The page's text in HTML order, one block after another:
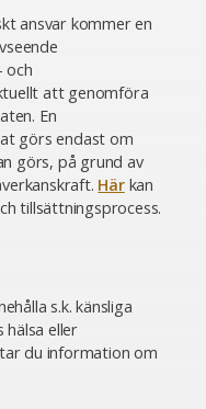
ansvar kommer en
och
att genomföra
En
görs endast om
görs, på grund av
Härkan
tillsättningsprocess.
s.k. känsliga
eller
du information om